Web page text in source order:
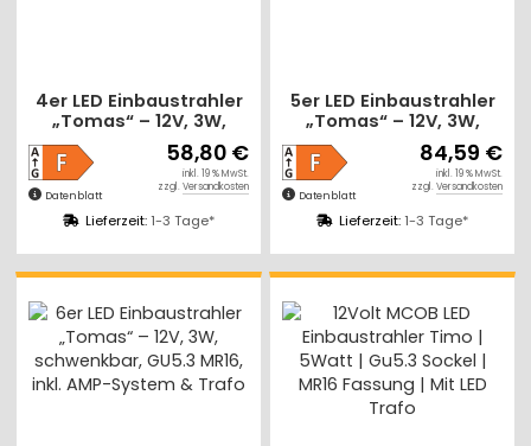
4er LED Einbaustrahler
„Tomas“ – 12V, 3W,
schwenkbar, GU5.3
MR16, inkl. AMP-System
& Trafo
Lieferzeit:1-3 Tage*
Datenblatt
58,80 €
inkl. 19 % MwSt.
zzgl. Versandkosten
5er LED Einbaustrahler
„Tomas“ – 12V, 3W,
schwenkbar, GU5.3
MR16, inkl. AMP-System
& Trafo
Lieferzeit:1-3 Tage*
Datenblatt
84,59 €
inkl. 19 % MwSt.
zzgl. Versandkosten